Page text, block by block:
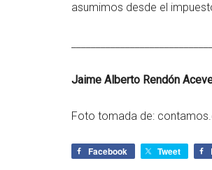
asumimos desde el
Jaime Alberto Rendón
Foto tomada de:
Facebook Tweet